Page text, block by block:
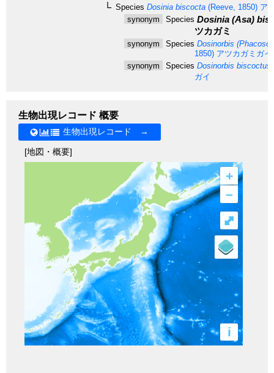
Species Dosinia biscocta (Reeve, 1850) ア
synonym
Species Dosinia (Asa)
ツカガミ
synonym Species Dosinorbis
1850) アツカガミガイ
synonym
Species Dosinorbis biscoctus
ガイ
生物出現レコード 概要
生物出現レコード →
[地図・概要]
+
–
i
⤢